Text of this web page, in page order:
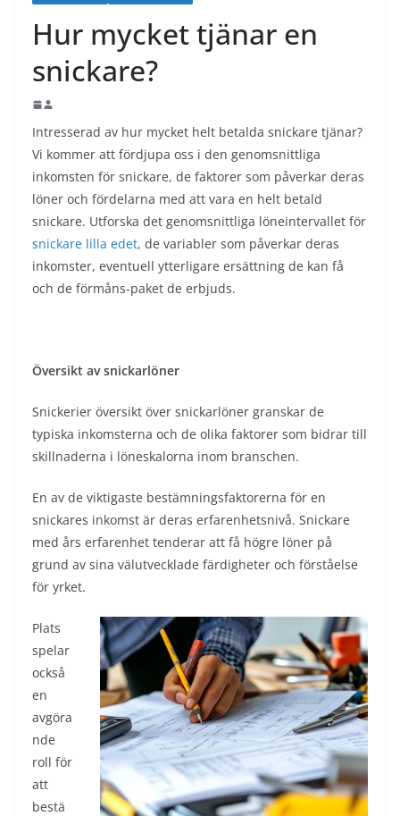
Hur mycket tjänar en
snickare?
Intresserad av hur mycket helt betalda snickare tjänar?
Vi kommer att fördjupa oss i den genomsnittliga
inkomsten för snickare, de faktorer som påverkar deras
löner och fördelarna med att vara en helt betald
snickare. Utforska det genomsnittliga löneintervallet för
snickare lilla edet, de variabler som påverkar deras
inkomster, eventuell ytterligare ersättning de kan få
och de förmåns-paket de erbjuds.
Översikt av snickarlöner
Snickerier översikt över snickarlöner granskar de
typiska inkomsterna och de olika faktorer som bidrar till
skillnaderna i löneskalorna inom branschen.
En av de viktigaste bestämningsfaktorerna för en
snickares inkomst är deras erfarenhetsnivå. Snickare
med års erfarenhet tenderar att få högre löner på
grund av sina välutvecklade färdigheter och förståelse
för yrket.
Plats
spelar
också
en
avgöra
nde
roll för
att
bestä